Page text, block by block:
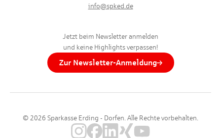
info@spked.de
Jetzt beim Newsletter anmelden
und keine Highlights verpassen!
Zur Newsletter-Anmeldung
© 2026 Sparkasse Erding - Dorfen. Alle Rechte vorbehalten.